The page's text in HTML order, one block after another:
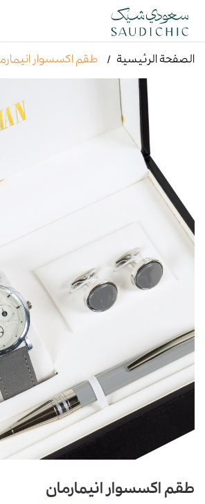
الصفحة الرئيسية طقم اكسسوار
طقم اكسسوار انيمارمان